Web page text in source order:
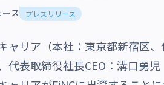
ース プレスリリース
ャリア（本社：東京都新宿区
代表取締役社長CEO：溝口勇